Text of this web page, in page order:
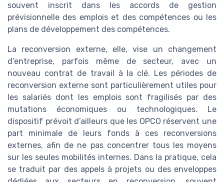
souvent inscrit dans les accords de gestion
prévisionnelle des emplois et des compétences ou les
plans de développement des compétences.
La reconversion externe, elle, vise un changement
d’entreprise, parfois même de secteur, avec un
nouveau contrat de travail à la clé. Les périodes de
reconversion externe sont particulièrement utiles pour
les salariés dont les emplois sont fragilisés par des
mutations économiques ou technologiques. Le
dispositif prévoit d’ailleurs que les OPCO réservent une
part minimale de leurs fonds à ces reconversions
externes, afin de ne pas concentrer tous les moyens
sur les seules mobilités internes. Dans la pratique, cela
se traduit par des appels à projets ou des enveloppes